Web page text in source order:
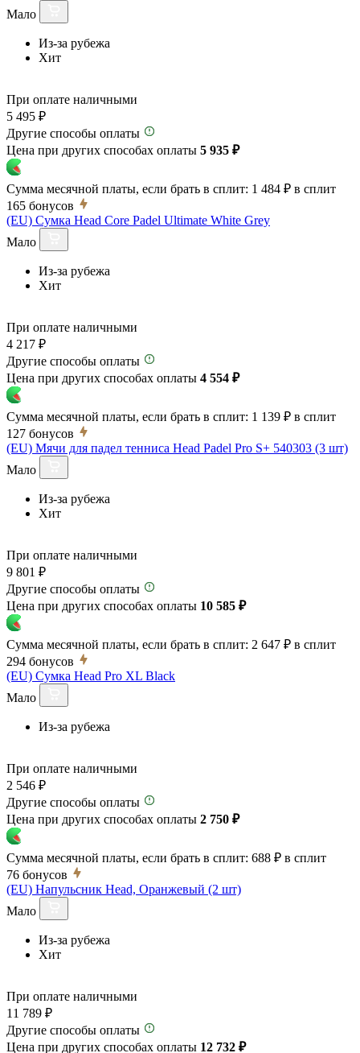
Мало
Из-за рубежа
Хит
При оплате наличными
5 495 ₽
Другие способы оплаты
Цена при других способах оплаты 5 935 ₽
Сумма месячной платы, если брать в сплит: 1 484 ₽ в сплит
165 бонусов
(EU) Сумка Head Core Padel Ultimate White Grey
Мало
Из-за рубежа
Хит
При оплате наличными
4 217 ₽
Другие способы оплаты
Цена при других способах оплаты 4 554 ₽
Сумма месячной платы, если брать в сплит: 1 139 ₽ в сплит
127 бонусов
(EU) Мячи для падел тенниса Head Padel Pro S+ 540303 (3 шт)
Мало
Из-за рубежа
Хит
При оплате наличными
9 801 ₽
Другие способы оплаты
Цена при других способах оплаты 10 585 ₽
Сумма месячной платы, если брать в сплит: 2 647 ₽ в сплит
294 бонусов
(EU) Сумка Head Pro XL Black
Мало
Из-за рубежа
При оплате наличными
2 546 ₽
Другие способы оплаты
Цена при других способах оплаты 2 750 ₽
Сумма месячной платы, если брать в сплит: 688 ₽ в сплит
76 бонусов
(EU) Напульсник Head, Оранжевый (2 шт)
Мало
Из-за рубежа
Хит
При оплате наличными
11 789 ₽
Другие способы оплаты
Цена при других способах оплаты 12 732 ₽